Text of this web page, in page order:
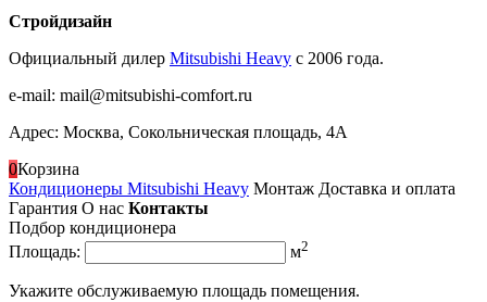
Стройдизайн
Официальный дилер Mitsubishi Heavy c 2006 года.
e-mail: mail@mitsubishi-comfort.ru
Адрес: Москва, Сокольническая площадь, 4А
0Корзина
Кондиционеры Mitsubishi Heavy Монтаж Доставка и оплата
Гарантия О нас Контакты
Подбор кондиционера
Площадь:
м2
Укажите обслуживаемую площадь помещения.